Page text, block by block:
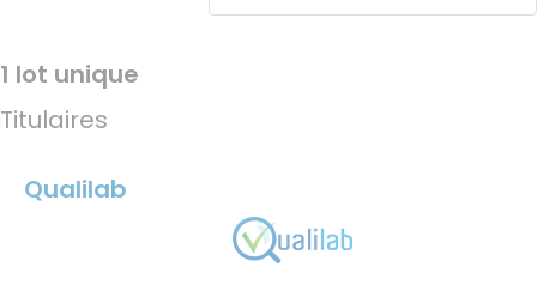
1 lot unique
Titulaires
Qualilab